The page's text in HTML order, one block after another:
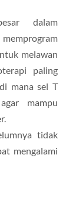
dalam
melawan
paling
mana sel T
mampu
tidak
mengalami